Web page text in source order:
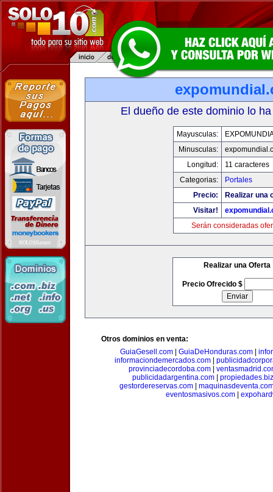
El dueño de este dominio lo
Mayusculas:
Minusculas:
Longitud:
11 caracteres
Categorias:
Portales
Precio:
Realizar una
Visitar!
Serán consideradas
Realizar una Oferta
Precio Ofrecido $
Otros dominios en venta:
GuiaGesell.com| GuiaDeHonduras.com|
informaciondemercados.com|
provinciadecordoba.com
publicidadargentina.com| propiedades.biz
gestordereservas.com|
eventosmasivos.com